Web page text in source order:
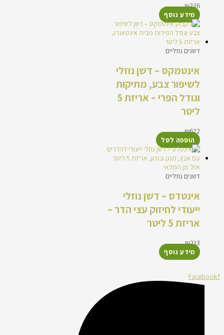
₪236
מידע נוסף
דשנים נוזליים
אינטמקס – דשן נוזלי
לשיפור צבע, מתיקות
וגודל הפרי – אריזת 5
ליטר
₪622
הוספה לסל
אזל מן המלאי
דשנים נוזליים
אינטדס – דשן נוזלי
ייעודי לחיזוק עצי הדר –
אריזת 5 ליטר
₪213
מידע נוסף
Facebook-f